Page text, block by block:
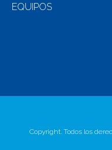
EQUIPOS
Copyright. Todos los